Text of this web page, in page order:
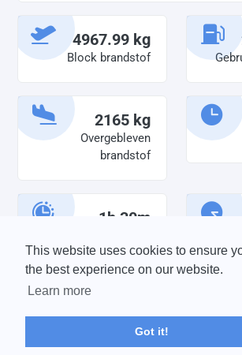
This website uses cookies to ensure
the best experience on our website.
Learn more
Got it!
4967.99 kg
Block brandstof
2165 kg
Overgebleven
brandstof
1h 30m
DISCLAIMER: V-Bird Virtual Airlines Group
wijze aansprakelijkheid aanvaarden voor
schade die is ontstaan ten gevolge van
informatie op deze website.
© 2004 - 2026 V-Bird Virtual Airlines Group |
Powered byphpVMS